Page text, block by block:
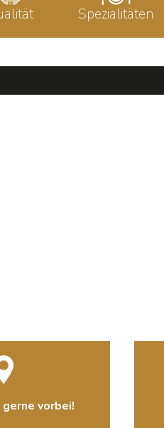
Spezialitäten
gerne vorbei!